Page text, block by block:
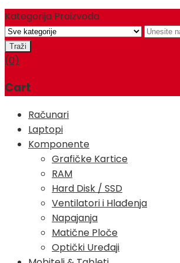
Kategorija Proizvoda
(0)
Cart
Računari
Laptopi
Komponente
Grafičke Kartice
RAM
Hard Disk / SSD
Ventilatori i Hlađenja
Napajanja
Matične Ploče
Optički Uređaji